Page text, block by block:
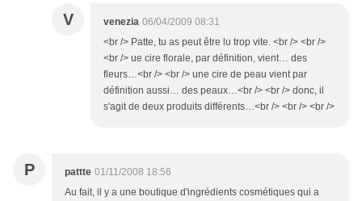
V venezia 06/04/2009 08:31
<br /> Patte, tu as peut être lu trop vite. <br /> <br />
<br /> ue cire florale, par définition, vient… des
fleurs…<br /> <br /> une cire de peau vient par
définition aussi… des peaux…<br /> <br /> donc, il
s'agit de deux produits différents…<br /> <br /> <br />
P pattte 01/11/2008 18:56
Au fait, il y a une boutique d'ingrédients cosmétiques qui a